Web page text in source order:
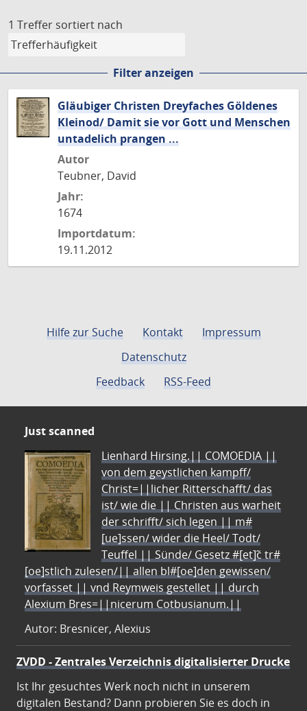
1 Treffer sortiert nach
Filter anzeigen
Gläubiger Christen Dreyfaches Göldenes
Kleinod/ Damit sie vor Gott und Menschen
untadelich prangen ...
Autor
Teubner, David
Jahr:
1674
Importdatum:
19.11.2012
Hilfe zur Suche Kontakt
Impressum
Datenschutz
Feedback
RSS-Feed
Just scanned
Lienhard Hirsing.|| COMOEDIA ||
von dem geystlichen kampff/
Christ=||licher Ritterschafft/ das
ist/ wie die || Christen aus warheit
der schrifft/ sich legen || m#
[ue]ssen/ wider die Heel/ Todt/
Teuffel || Sünde/ Gesetz #[et]c̃ tr#
[oe]stlich zulesen/|| allen bl#[oe]den gewissen/
vorfasset || vnd Reymweis gestellet || durch
Alexium Bres=||nicerum Cotbusianum.||
Autor: Bresnicer, Alexius
ZVDD - Zentrales Verzeichnis digitalisierter Drucke
Ist Ihr gesuchtes Werk noch nicht in unserem
digitalen Bestand? Dann probieren Sie es doch in